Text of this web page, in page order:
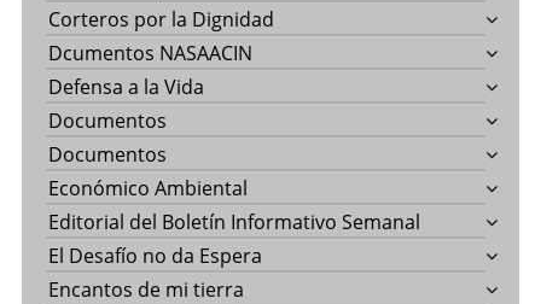
Corteros por la Dignidad
Dcumentos NASAACIN
Defensa a la Vida
Documentos
Documentos
Económico Ambiental
Editorial del Boletín Informativo Semanal
El Desafío no da Espera
Encantos de mi tierra